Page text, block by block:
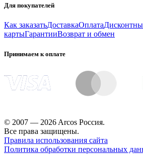
Для покупателей
Как заказатьДоставкаОплата
картыГарантииВозврат и обмен
Принимаем к оплате
© 2007 — 2026 Arcos Россия.
Все права защищены.
Правила использования сайта
Политика обработки персональных